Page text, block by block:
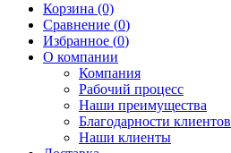
Корзина (0)
Сравнение (0)
Избранное (0)
О компании
Компания
Рабочий процесс
Наши преимущества
Благодарности клиентов
Наши клиенты